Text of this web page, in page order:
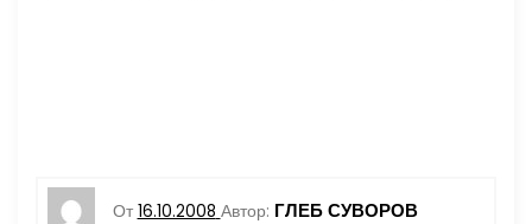
От 16.10.2008 Автор: ГЛЕБ СУВОРОВ